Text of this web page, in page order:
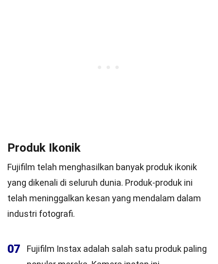
Produk Ikonik
Fujifilm telah menghasilkan banyak produk ikonik
yang dikenali di seluruh dunia. Produk-produk ini
telah meninggalkan kesan yang mendalam dalam
industri fotografi.
07
Fujifilm Instax adalah salah satu produk paling